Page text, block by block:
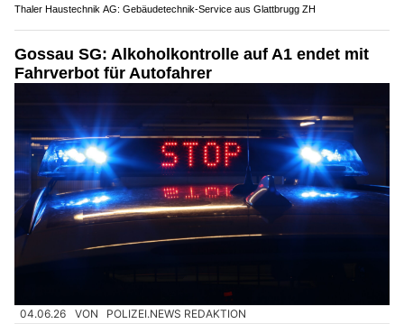
Thaler Haustechnik AG: Gebäudetechnik-Service aus Glattbrugg ZH
Gossau SG: Alkoholkontrolle auf A1 endet mit
Fahrverbot für Autofahrer
04.06.26 VON POLIZEI.NEWS REDAKTION